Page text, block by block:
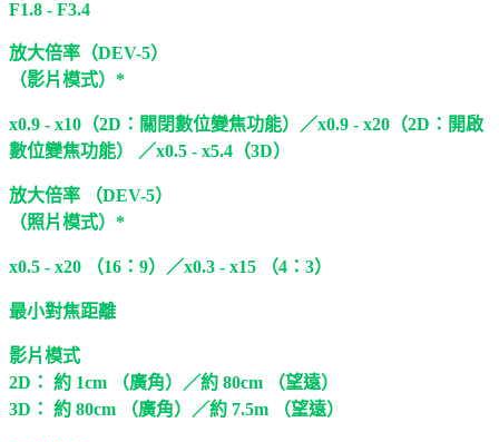
F1.8 - F3.4
放大倍率（DEV-5）
（影片模式）*
x0.9 - x10（2D：關閉數位變焦功能）／x0.9 - x20（2D：開啟
數位變焦功能） ／x0.5 - x5.4（3D）
放大倍率 （DEV-5）
（照片模式）*
x0.5 - x20 （16：9）／x0.3 - x15 （4：3）
最小對焦距離
影片模式
2D： 約 1cm （廣角）／約 80cm （望遠）
3D： 約 80cm （廣角）／約 7.5m （望遠）